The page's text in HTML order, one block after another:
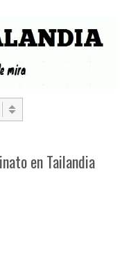
en Tailandia